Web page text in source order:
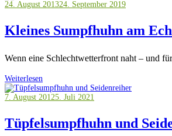
24. August 201324. September 2019
Kleines Sumpfhuhn am
Wenn eine Schlechtwetterfront naht – und
Weiterlesen
7. August 20125. Juli 2021
Tüpfelsumpfhuhn und